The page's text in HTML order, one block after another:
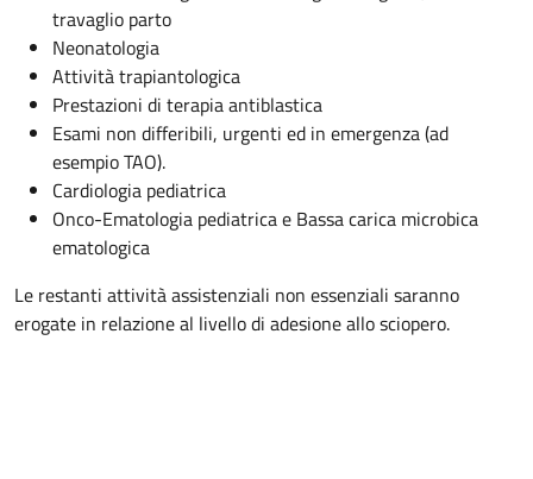
travaglio parto
Neonatologia
Attività trapiantologica
Prestazioni di terapia antiblastica
Esami non differibili, urgenti ed in emergenza (ad
esempio TAO).
Cardiologia pediatrica
Onco-Ematologia pediatrica e Bassa carica microbica
ematologica
Le restanti attività assistenziali non essenziali saranno
erogate in relazione al livello di adesione allo sciopero.